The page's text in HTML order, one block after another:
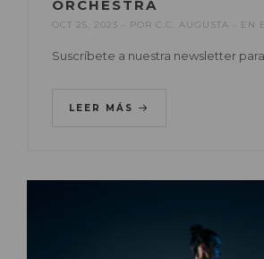
ORCHESTRA
OCT 25, 2023 POR C.C. AUGUSTA EN
Suscríbete a nuestra newsletter
LEER MÁS